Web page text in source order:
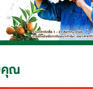
คุณ